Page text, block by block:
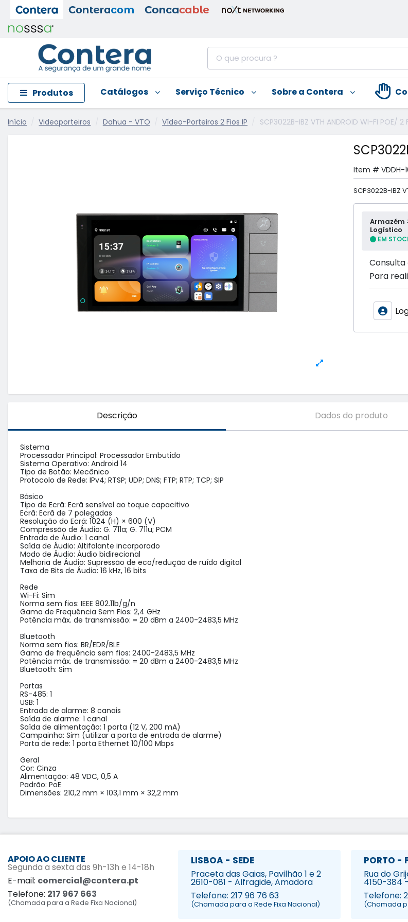
Produtos Catálogos Serviço Técnico Sobre a Contera
Início Videoporteiros Dahua - VTO Vídeo-Porteiros 2 Fios IP SCP3022B-IBZ VTH ANDROID WI-FI POE/ 2
Item # VDDH-
SCP3022B-IBZ
Armazém
Logístico
EM
Para
Descrição Dados do produto
Sistema
Processador Principal: Processador Embutido
Sistema Operativo: Android 14
Tipo de Botão: Mecânico
Protocolo de Rede: IPv4; RTSP; UDP; DNS; FTP; RTP; TCP; SIP
Básico
Tipo de Ecrã: Ecrã sensível ao toque capacitivo
Ecrã: Ecrã de 7 polegadas
Resolução do Ecrã: 1024 (H) × 600 (V)
Compressão de Áudio: G. 711a; G. 711u; PCM
Entrada de Áudio: 1 canal
Saída de Áudio: Altifalante incorporado
Modo de Áudio: Áudio bidirecional
Melhoria de Áudio: Supressão de eco/redução de ruído digital
Taxa de Bits de Áudio: 16 kHz, 16 bits
Rede
Wi-Fi: Sim
Norma sem fios: IEEE 802.11b/g/n
Gama de Frequência Sem Fios: 2,4 GHz
Potência máx. de transmissão: = 20 dBm a 2400-2483,5 MHz
Bluetooth
Norma sem fios: BR/EDR/BLE
Gama de frequência sem fios: 2400-2483,5 MHz
Potência máx. de transmissão: = 20 dBm a 2400-2483,5 MHz
Bluetooth: Sim
Portas
RS-485: 1
USB: 1
Entrada de alarme: 8 canais
Saída de alarme: 1 canal
Saída de alimentação: 1 porta (12 V, 200 mA)
Campainha: Sim (utilizar a porta de entrada de alarme)
Porta de rede: 1 porta Ethernet 10/100 Mbps
Geral
Cor: Cinza
Alimentação: 48 VDC, 0,5 A
Padrão: PoE
Dimensões: 210,2 mm × 103,1 mm × 32,2 mm
APOIO AO CLIENTE
Segunda a sexta das 9h-13h e 14-18h
E-mail: comercial@contera.pt
Telefone: 217 967 663
(Chamada para a Rede Fixa Nacional)
LISBOA - SEDE
Praceta das Gaias, Pavilhão 1 e 2
2610-081 - Alfragide, Amadora
Telefone: 217 96 76 63
(Chamada para a Rede Fixa Nacional)
PORTO -
Rua do
4150-384
Telefone:
(Chamada